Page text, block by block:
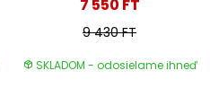
7 550 FT
9 430 FT
SKLADOM - odosielame ihneď